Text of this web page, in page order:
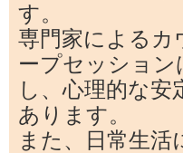
す。
専門家によるカ
ープセッション
し、心理的な安
あります。
また、日常生活